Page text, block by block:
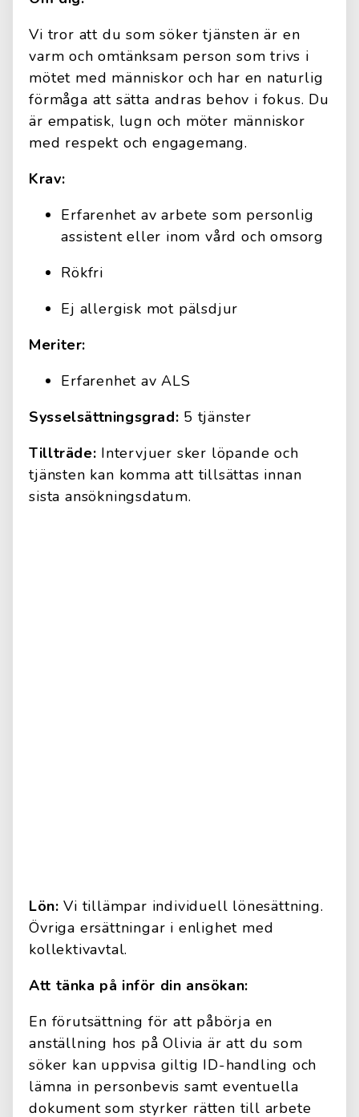
Vi tror att du som söker tjänsten är en
varm och omtänksam person som trivs i
mötet med människor och har en naturlig
förmåga att sätta andras behov i fokus. Du
är empatisk, lugn och möter människor
med respekt och engagemang.
Krav:
Erfarenhet av arbete som personlig
assistent eller inom vård och omsorg
Rökfri
Ej allergisk mot pälsdjur
Meriter:
Erfarenhet av ALS
Sysselsättningsgrad: 5 tjänster
Tillträde: Intervjuer sker löpande och
tjänsten kan komma att tillsättas innan
sista ansökningsdatum.
Lön:Vi tillämpar individuell lönesättning.
Övriga ersättningar i enlighet med
kollektivavtal.
Att tänka på inför din ansökan:
En förutsättning för att påbörja en
anställning hos på Olivia är att du som
söker kan uppvisa giltig ID-handling och
lämna in personbevis samt eventuella
dokument som styrker rätten till arbete